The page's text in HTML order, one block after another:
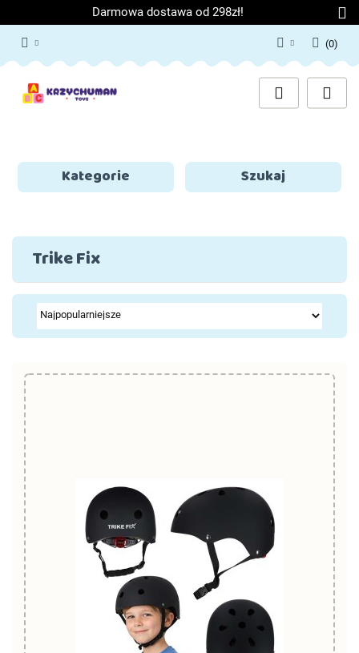
Darmowa dostawa od 298zł!
Zaloguj się
Załóż konto
(0)
Kategorie Szukaj
Trike Fix